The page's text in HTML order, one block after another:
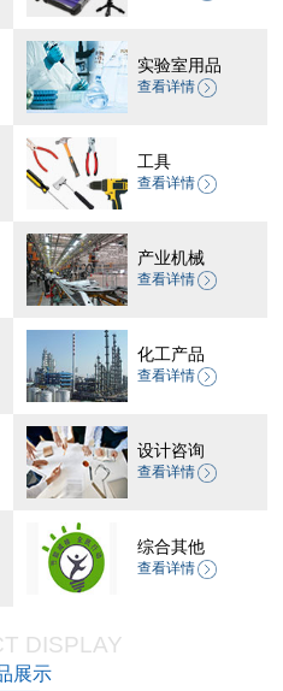
实验室用品
查看详情
工具
查看详情
产业机械
查看详情
化工产品
查看详情
设计咨询
查看详情
综合其他
查看详情
DISPLAY
展示